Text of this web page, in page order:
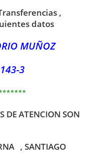
,
datos
MUÑOZ
3
DE ATENCION SON
, SANTIAGO